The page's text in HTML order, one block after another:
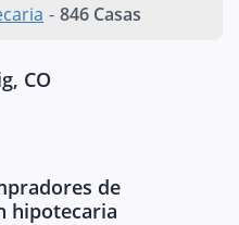
- 846 Casas
CO
de
hipotecaria